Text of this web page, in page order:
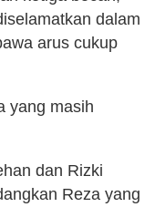
dalam
arus cukup
yang masih
dan Rizki
Reza yang